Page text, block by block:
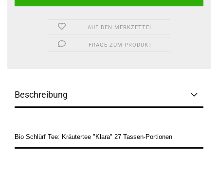
AUF DEN MERKZETTEL
FRAGE ZUM PRODUKT
Beschreibung
Bio Schlürf Tee: Kräutertee "Klara" 27 Tassen-Portionen